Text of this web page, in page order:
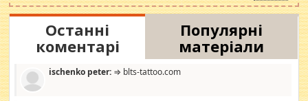
Останні
коментарі
Популярні
матеріали
ischenko peter: ⇒ blts-tattoo.com